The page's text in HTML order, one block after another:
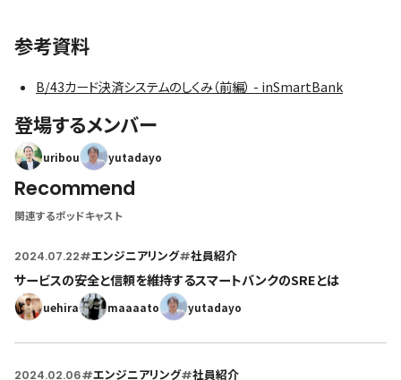
参考資料
B/43カード決済システムのしくみ（前編） - inSmartBank
登場するメンバー
uribou yutadayo
Recommend
関連するポッドキャスト
2024.07.22#エンジニアリング#社員紹介
サービスの安全と信頼を維持するスマートバンクのSREとは
uehira maaaato yutadayo
2024.02.06#エンジニアリング#社員紹介